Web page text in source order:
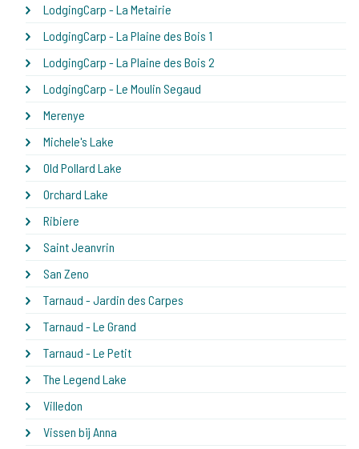
LodgingCarp - La Metairie
LodgingCarp - La Plaine des Bois 1
LodgingCarp - La Plaine des Bois 2
LodgingCarp - Le Moulin Segaud
Merenye
Michele's Lake
Old Pollard Lake
Orchard Lake
Ribiere
Saint Jeanvrin
San Zeno
Tarnaud - Jardin des Carpes
Tarnaud - Le Grand
Tarnaud - Le Petit
The Legend Lake
Villedon
Vissen bij Anna